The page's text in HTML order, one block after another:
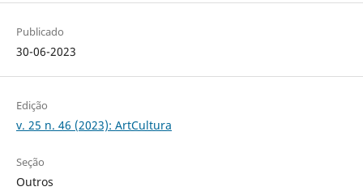
Publicado
30-06-2023
Edição
v. 25 n. 46 (2023): ArtCultura
Seção
Outros